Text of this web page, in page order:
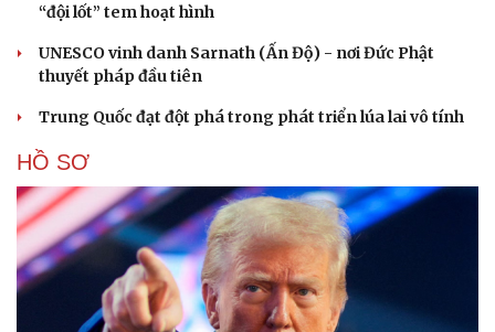
“đội lốt” tem hoạt hình
UNESCO vinh danh Sarnath (Ấn Độ) - nơi Đức Phật
thuyết pháp đầu tiên
Trung Quốc đạt đột phá trong phát triển lúa lai vô tính
HỒ SƠ